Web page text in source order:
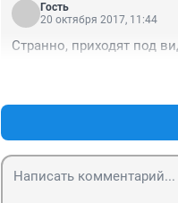
Гость
20 октября 2017, 11:44
Странно, приходят под